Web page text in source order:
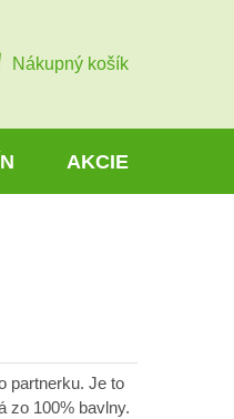
Nákupný košík
AKCIE
partnerku. Je to
zo 100% bavlny.